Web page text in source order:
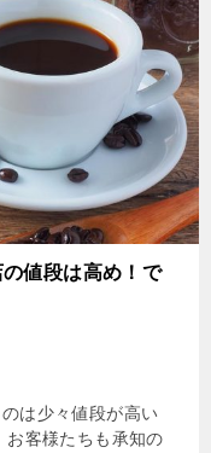
値段は高め！で
は少々値段が高い
お客様たちも承知の